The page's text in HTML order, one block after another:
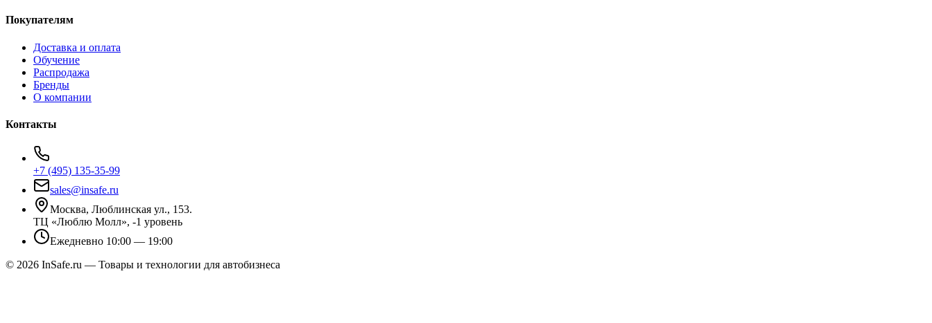
Покупателям
Доставка и оплата
Обучение
Распродажа
Бренды
О компании
Контакты
+7 (495) 135-35-99
sales@insafe.ru
Москва, Люблинская ул., 153.
ТЦ «Люблю Молл», -1 уровень
Ежедневно 10:00 — 19:00
© 2026 InSafe.ru — Товары и технологии для автобизнеса